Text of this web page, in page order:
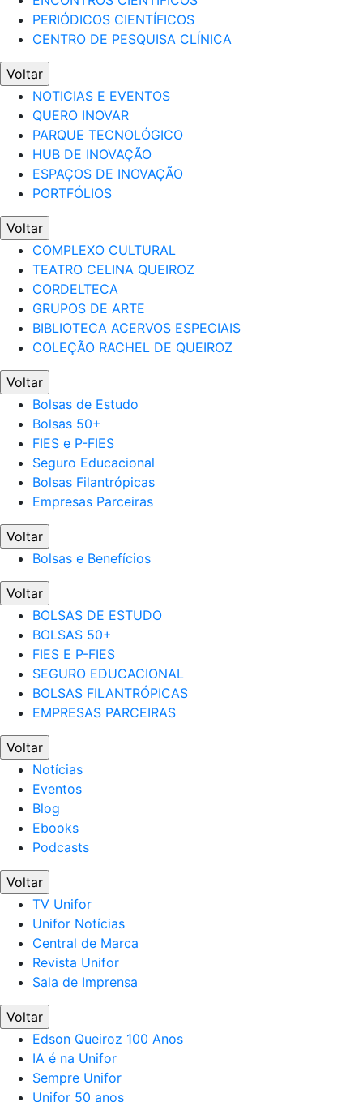
PERIÓDICOS CIENTÍFICOS
CENTRO DE PESQUISA CLÍNICA
Voltar
NOTICIAS E EVENTOS
QUERO INOVAR
PARQUE TECNOLÓGICO
HUB DE INOVAÇÃO
ESPAÇOS DE INOVAÇÃO
PORTFÓLIOS
Voltar
COMPLEXO CULTURAL
TEATRO CELINA QUEIROZ
CORDELTECA
GRUPOS DE ARTE
BIBLIOTECA ACERVOS ESPECIAIS
COLEÇÃO RACHEL DE QUEIROZ
Voltar
Bolsas de Estudo
Bolsas 50+
FIES e P-FIES
Seguro Educacional
Bolsas Filantrópicas
Empresas Parceiras
Voltar
Bolsas e Benefícios
Voltar
BOLSAS DE ESTUDO
BOLSAS 50+
FIES E P-FIES
SEGURO EDUCACIONAL
BOLSAS FILANTRÓPICAS
EMPRESAS PARCEIRAS
Voltar
Notícias
Eventos
Blog
Ebooks
Podcasts
Voltar
TV Unifor
Unifor Notícias
Central de Marca
Revista Unifor
Sala de Imprensa
Voltar
Edson Queiroz 100 Anos
IA é na Unifor
Sempre Unifor
Unifor 50 anos